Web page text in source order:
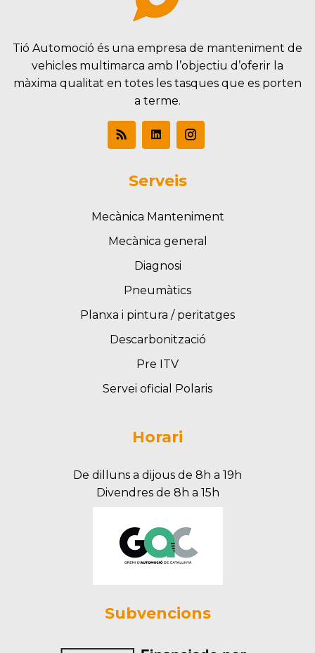
Tió Automoció és una empresa de manteniment de
vehicles multimarca amb l’objectiu d’oferir la
màxima qualitat en totes les tasques que es porten
a terme.
Serveis
Mecànica Manteniment
Mecànica general
Diagnosi
Pneumàtics
Planxa i pintura / peritatges
Descarbonització
Pre ITV
Servei oficial Polaris
Horari
De dilluns a dijous de 8h a 19h
Divendres de 8h a 15h
Subvencions